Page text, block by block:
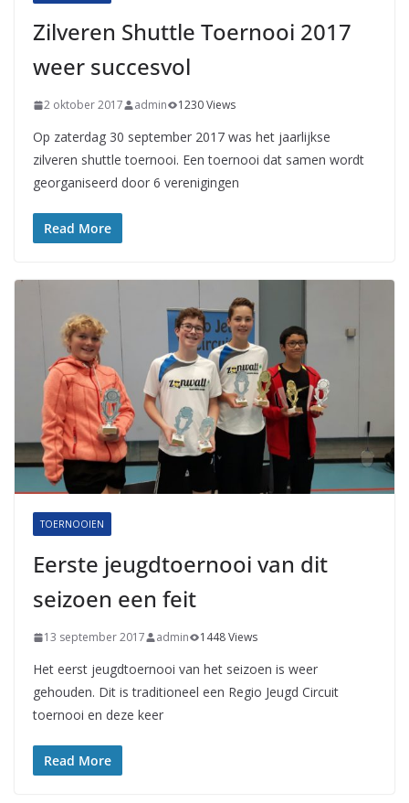
Zilveren Shuttle Toernooi 2017
weer succesvol
2 oktober 2017 admin 1230 Views
Op zaterdag 30 september 2017 was het jaarlijkse
zilveren shuttle toernooi. Een toernooi dat samen wordt
georganiseerd door 6 verenigingen
Read More
TOERNOOIEN
Eerste jeugdtoernooi van dit
seizoen een feit
13 september 2017 admin 1448 Views
Het eerst jeugdtoernooi van het seizoen is weer
gehouden. Dit is traditioneel een Regio Jeugd Circuit
toernooi en deze keer
Read More